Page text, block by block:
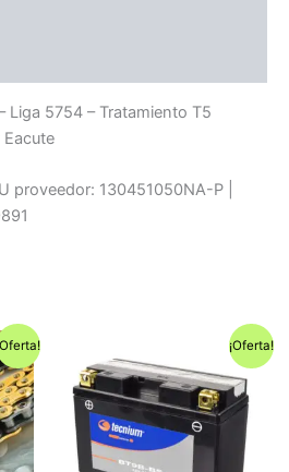
Liga 5754 – Tratamiento T5
proveedor: 130451050NA-P |
¡Oferta!